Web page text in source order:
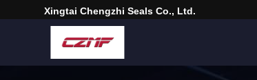
Xingtai Chengzhi Seals Co., Ltd.